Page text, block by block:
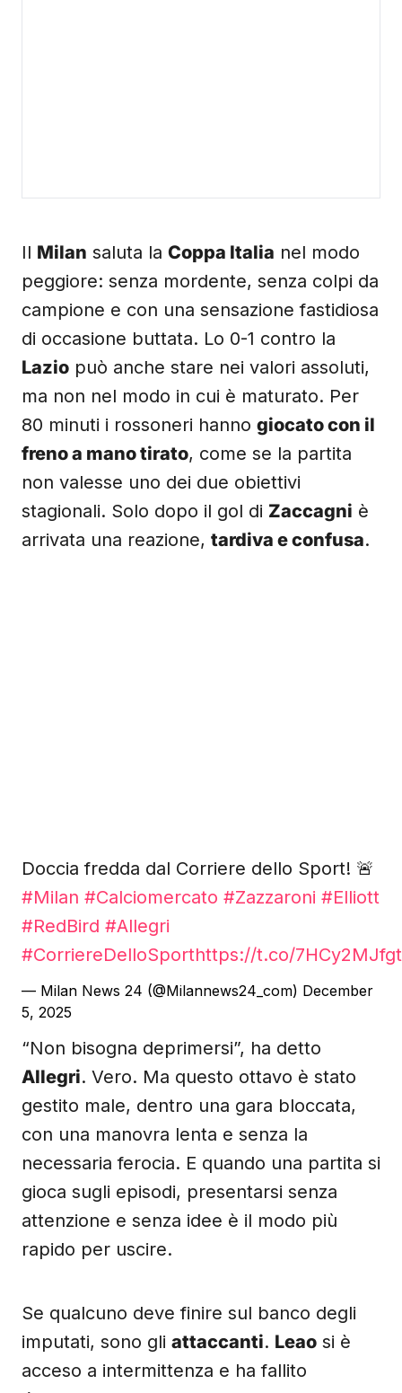
Il Milan saluta la Coppa Italia nel modo
peggiore: senza mordente, senza colpi da
campione e con una sensazione fastidiosa
di occasione buttata. Lo 0-1 contro la
Lazio può anche stare nei valori assoluti,
ma non nel modo in cui è maturato. Per
80 minuti i rossoneri hanno giocato con il
freno a mano tirato, come se la partita
non valesse uno dei due obiettivi
stagionali. Solo dopo il gol di Zaccagni è
arrivata una reazione, tardiva e confusa.
Doccia fredda dal Corriere dello Sport! 🚨
#Milan #Calciomercato #Zazzaroni #Elliott
#RedBird #Allegri
#CorriereDelloSporthttps://t.co/7HCy2MJfgt
— Milan News 24 (@Milannews24_com) December
5, 2025
“Non bisogna deprimersi”, ha detto
Allegri. Vero. Ma questo ottavo è stato
gestito male, dentro una gara bloccata,
con una manovra lenta e senza la
necessaria ferocia. E quando una partita si
gioca sugli episodi, presentarsi senza
attenzione e senza idee è il modo più
rapido per uscire.
Se qualcuno deve finire sul banco degli
imputati, sono gli attaccanti. Leao si è
acceso a intermittenza e ha fallito